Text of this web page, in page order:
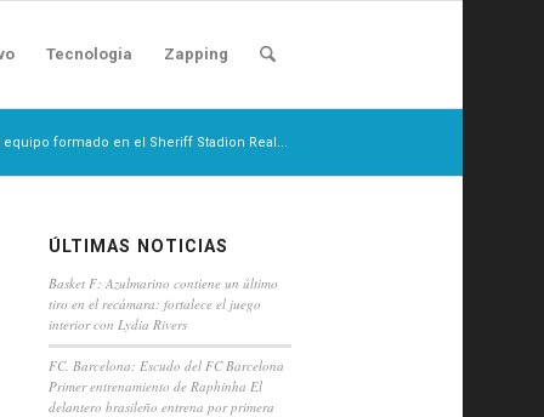
Tecnologia Zapping
equipo formado en el Sheriff Stadion Real...
ÚLTIMAS NOTICIAS
Basket F: Azulmarino contiene un último
tiro en el recámara: fortalece el juego
interior con Lydia Rivers
FC. Barcelona: Escudo del FC Barcelona
Primer entrenamiento de Raphinha El
delantero brasileño entrena por primera